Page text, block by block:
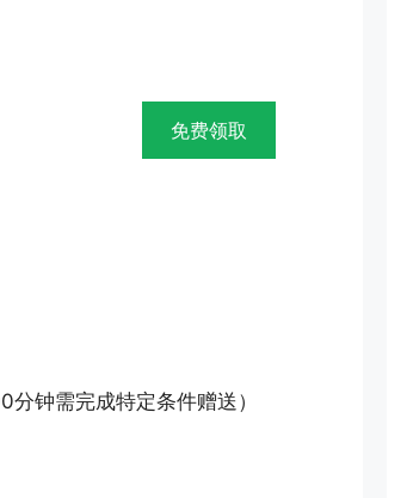
免费领取
钟需完成特定条件赠送）